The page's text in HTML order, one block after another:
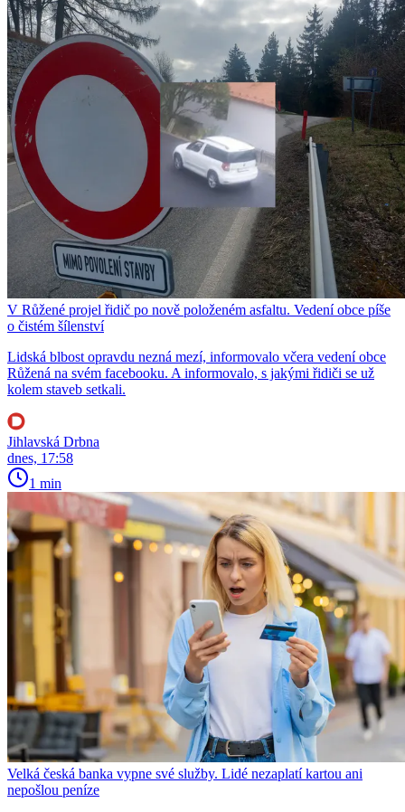
V Růžené projel řidič po nově položeném asfaltu. Vedení obce píše
o čistém šílenství
Lidská blbost opravdu nezná mezí, informovalo včera vedení obce
Růžená na svém facebooku. A informovalo, s jakými řidiči se už
kolem staveb setkali.
Jihlavská Drbna
dnes, 17:58
1 min
Velká česká banka vypne své služby. Lidé nezaplatí kartou ani
nepošlou peníze